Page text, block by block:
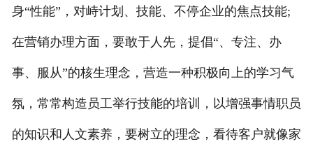
身“性能”，对峙计划、技能、不停企业的焦点技能;
在营销办理方面，要敢于人先，提倡“、专注、办
事、服从”的核生理念，营造一种积极向上的学习气
氛，常常构造员工举行技能的培训，以增强事情职员
的知识和人文素养，要树立的理念，看待客户就像家